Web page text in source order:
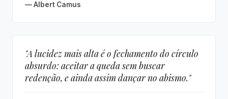
— Albert Camus
"A lucidez mais alta é o fechamento do círculo
absurdo: aceitar a queda sem buscar
redenção, e ainda assim dançar no abismo."